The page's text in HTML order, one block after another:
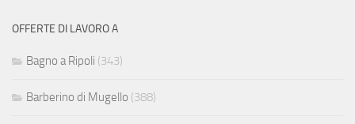
OFFERTE DI LAVORO A
Bagno a Ripoli (343)
Barberino di Mugello (388)